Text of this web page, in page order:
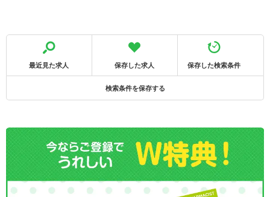
最近見た求人 保存した求人 保存した検索条件
検索条件を保存する